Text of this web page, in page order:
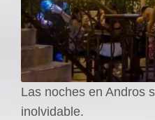
Las noches en Andros
inolvidable.